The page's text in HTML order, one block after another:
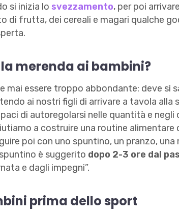
si inizia lo svezzamento, per poi
di frutta, dei cereali e magari qualche
merenda ai bambini?
mai essere troppo abbondante: deve sì
ai nostri figli di arrivare a tavola alla
di autoregolarsi nelle quantità e negli
a costruire una routine alimentare
poi con uno spuntino, un pranzo, una
è suggerito dopo 2-3 ore dal
e dagli impegni”.
prima dello sport